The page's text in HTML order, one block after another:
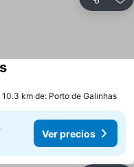
Compartir
10.3 km de: Porto de Galinhas
Ver precios